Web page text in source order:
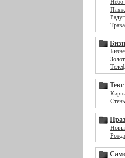
Небо
Пляж
Трава